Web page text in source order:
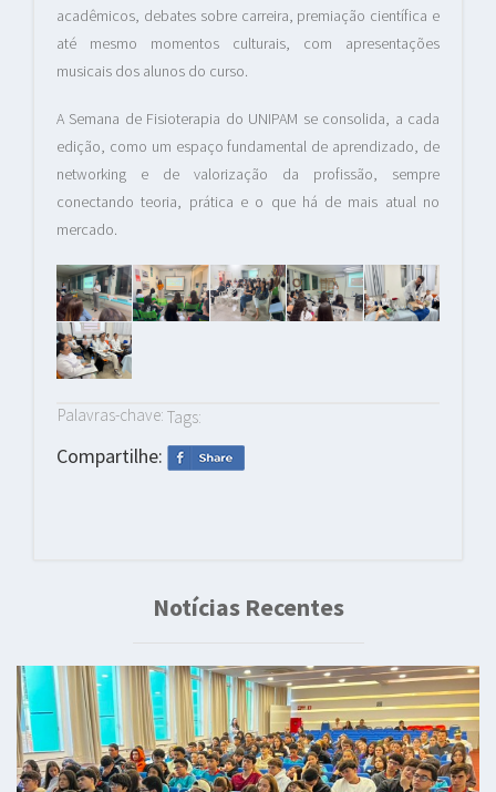
acadêmicos, debates sobre carreira, premiação científica e
até mesmo momentos culturais, com apresentações
musicais dos alunos do curso.
A Semana de Fisioterapia do UNIPAM se consolida, a cada
edição, como um espaço fundamental de aprendizado, de
networking e de valorização da profissão, sempre
conectando teoria, prática e o que há de mais atual no
mercado.
Palavras-chave: Tags:
Compartilhe:
Notícias Recentes